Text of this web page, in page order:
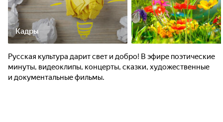
Кадры
Русская культура дарит свет и добро! В эфире поэтические
минуты, видеоклипы, концерты, сказки, художественные
и документальные фильмы.